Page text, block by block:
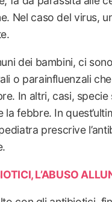
Nel caso del virus,
dei bambini, ci
o parainfluenzali
In altri, casi,
febbre. In
prescrive
L’ABUSO